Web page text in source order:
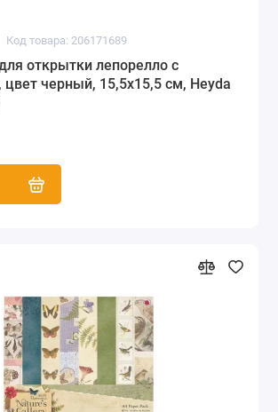
Код товара: 206171689
открытки лепорелло с
цвет черный, 15,5х15,5 см, Heyda